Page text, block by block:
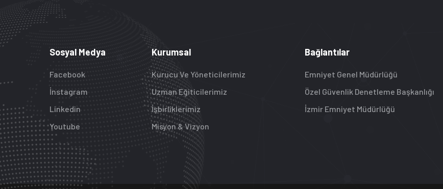
Sosyal Medya
Facebook
İnstagram
Linkedin
Youtube
Kurumsal
Kurucu Ve Yöneticilerimiz
Uzman Eğiticilerimiz
İşbirliklerimiz
Misyon & Vizyon
Bağlantılar
Emniyet Genel Müdürlüğü
Özel Güvenlik Denetleme Başkanlığı
İzmir Emniyet Müdürlüğü